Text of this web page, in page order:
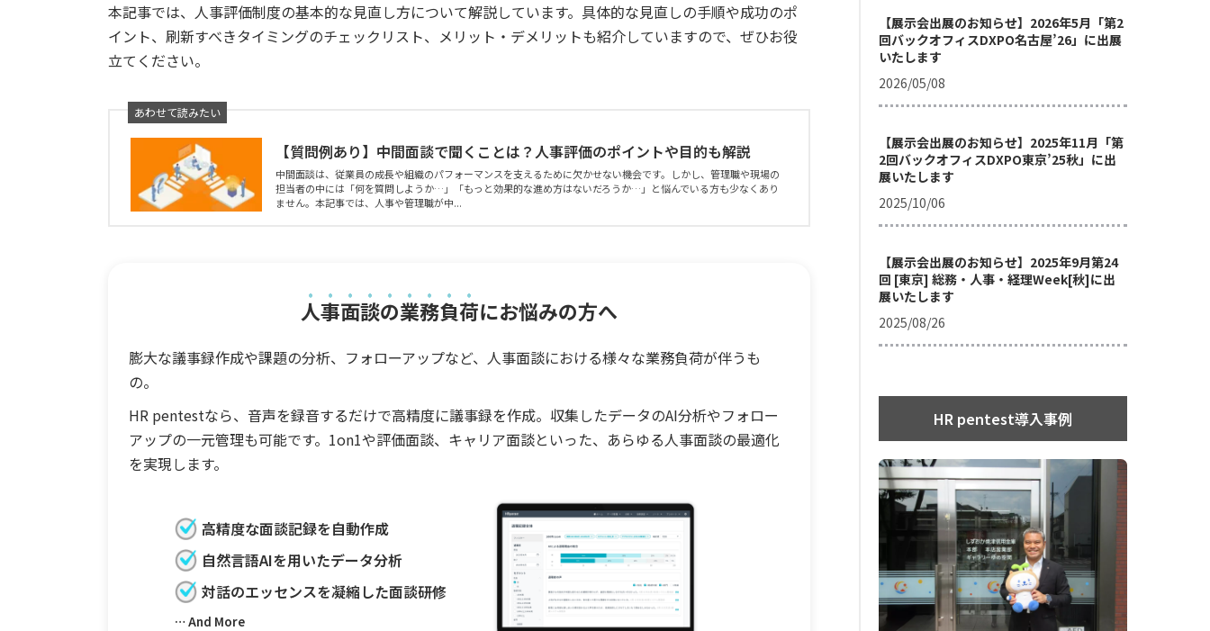
本記事では、人事評価制度の基本的な見直し方について解説しています。具体的な見直しの手順や成功のポ
イント、刷新すべきタイミングのチェックリスト、メリット・デメリットも紹介していますので、ぜひお役
立てください。
【質問例あり】中間面談で聞くことは？人事評価のポイントや目的も解説
中間面談は、従業員の成長や組織のパフォーマンスを支えるために欠かせない機会です。しかし、管理職や現場の
担当者の中には「何を質問しようか…」「もっと効果的な進め方はないだろうか…」と悩んでいる方も少なくあり
ません。本記事では、人事や管理職が中...
人事面談の業務負荷にお悩みの方へ
膨大な議事録作成や課題の分析、フォローアップなど、人事面談における様々な業務負荷が伴うも
の。
HR pentestなら、音声を録音するだけで高精度に議事録を作成。収集したデータのAI分析やフォロー
アップの一元管理も可能です。1on1や評価面談、キャリア面談といった、あらゆる人事面談の最適化
を実現します。
高精度な面談記録を自動作成
自然言語AIを用いたデータ分析
対話のエッセンスを凝縮した面談研修
… And More
【展示会出展のお知らせ】2026年5月「第2
回バックオフィスDXPO名古屋’26」に出展
いたします
2026/05/08
【展示会出展のお知らせ】2025年11月「第
2回バックオフィスDXPO東京’25秋」に出
展いたします
2025/10/06
【展示会出展のお知らせ】2025年9月第24
回 [東京] 総務・人事・経理Week[秋]に出
展いたします
2025/08/26
HR pentest導入事例